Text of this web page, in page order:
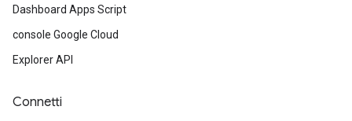
Dashboard Apps Script
console Google Cloud
Explorer API
Connetti